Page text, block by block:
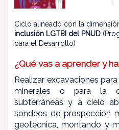
Ciclo alineado con la
inclusión LGTBI del PNUD
para el Desarrollo)
¿Qué vas a aprender y
Realizar excavaciones
minerales o para la
subterráneas y a cielo
sondeos de prospección
geotécnica, montando y